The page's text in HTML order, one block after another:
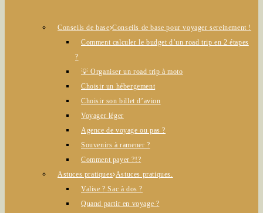
Conseils de base Conseils de base pour voyager sereinement !
Comment calculer le budget d’un road trip en 2 étapes
?
💡 Organiser un road trip à moto
Choisir un hébergement
Choisir son billet d’avion
Voyager léger
Agence de voyage ou pas ?
Souvenirs à ramener ?
Comment payer ?!?
Astuces pratiques Astuces pratiques.
Valise ? Sac à dos ?
Quand partir en voyage ?